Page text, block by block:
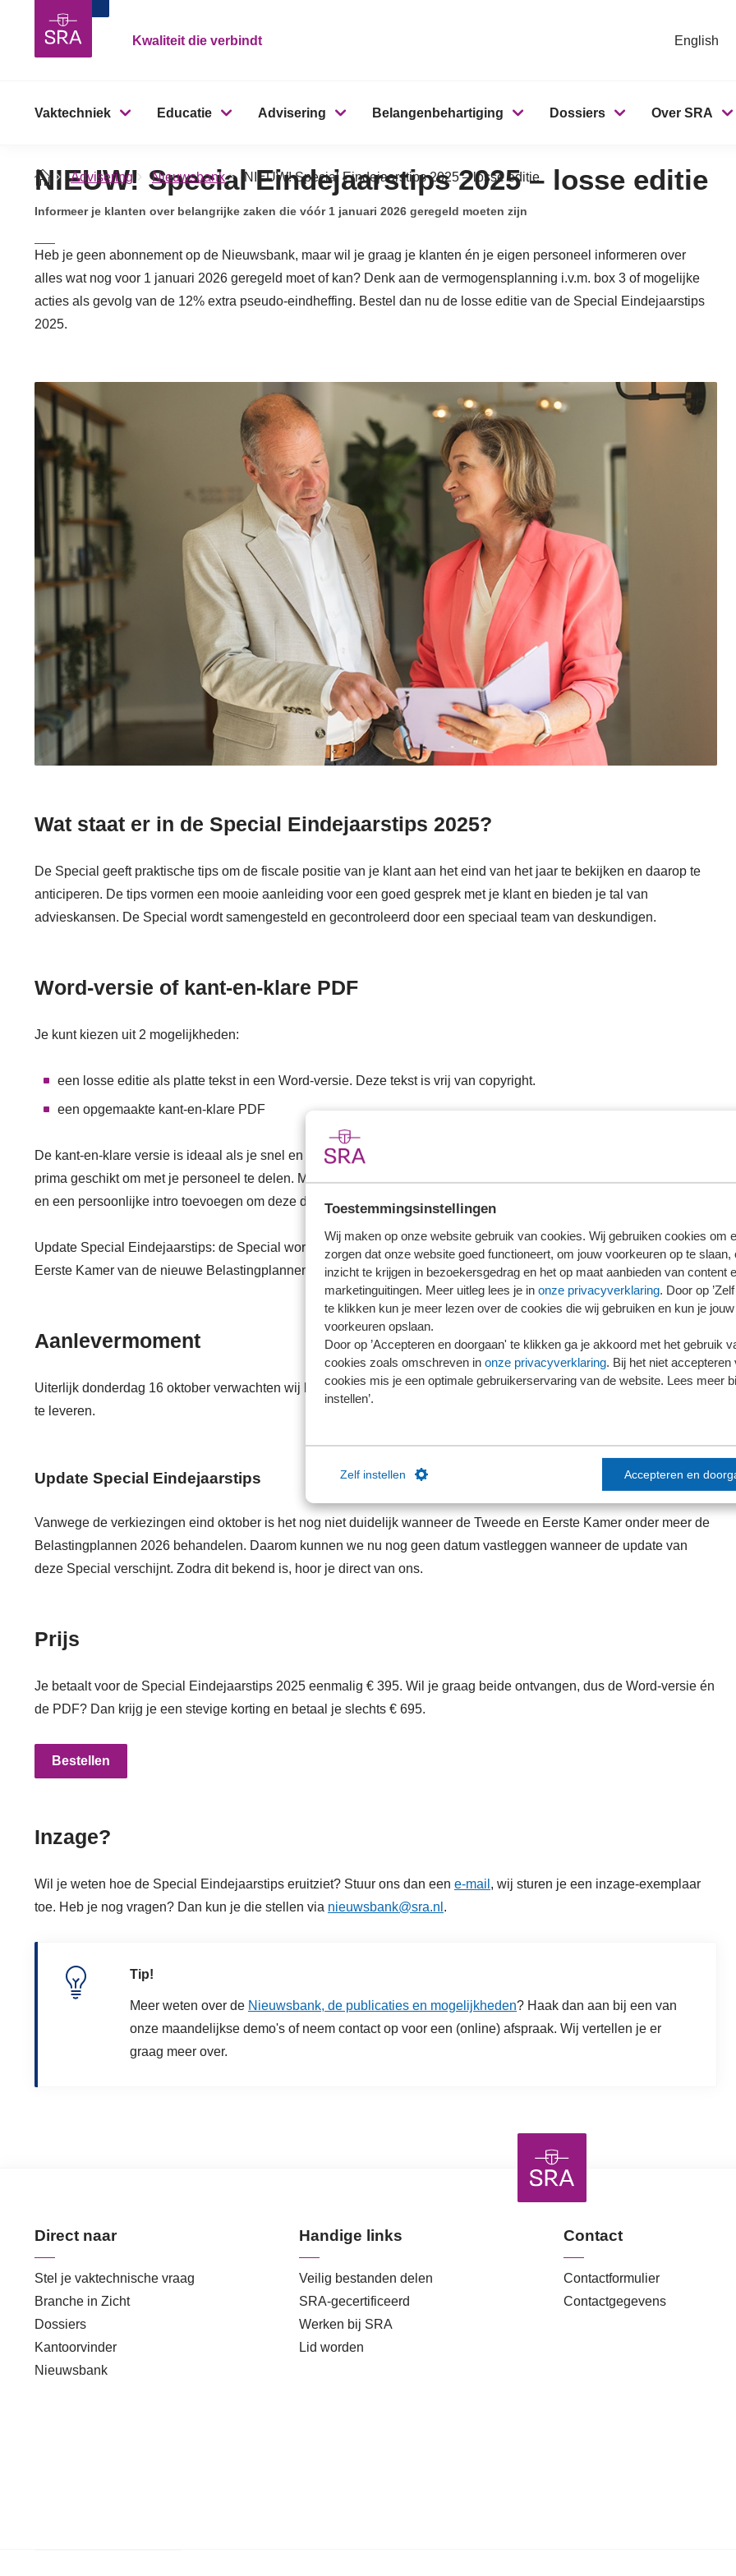
Toestemmingsinstellingen
Wij maken op onze website gebruik van cookies. Wij gebruiken cookies om
zorgen dat onze website goed functioneert, om jouw voorkeuren op te slaan,
inzicht te krijgen in bezoekersgedrag en het op maat aanbieden van content
marketinguitingen. Meer uitleg lees je in onze privacyverklaring. Door op ’Zelf
te klikken kun je meer lezen over de cookies die wij gebruiken en kun je jouw
voorkeuren opslaan.
Door op ’Accepteren en doorgaan' te klikken ga je akkoord met het gebruik
cookies zoals omschreven in onze privacyverklaring. Bij het niet accepteren
cookies mis je een optimale gebruikerservaring van de website. Lees meer
instellen’.
Zelf instellen Accepteren en
Kwaliteit die verbindt English
Vaktechniek Educatie Advisering Belangenbehartiging Dossiers Over SRA
Advisering Nieuwsbank NIEUW! Special Eindejaarstips 2025 – losse editie
NIEUW! Special Eindejaarstips 2025 – losse editie
Informeer je klanten over belangrijke zaken die vóór 1 januari 2026 geregeld moeten zijn
Heb je geen abonnement op de Nieuwsbank, maar wil je graag je klanten én je eigen personeel informeren over
alles wat nog voor 1 januari 2026 geregeld moet of kan? Denk aan de vermogensplanning i.v.m. box 3 of mogelijke
acties als gevolg van de 12% extra pseudo-eindheffing. Bestel dan nu de losse editie van de Special Eindejaarstips
2025.
Wat staat er in de Special Eindejaarstips 2025?
De Special geeft praktische tips om de fiscale positie van je klant aan het eind van het jaar te bekijken en daarop te
anticiperen. De tips vormen een mooie aanleiding voor een goed gesprek met je klant en bieden je tal van
advieskansen. De Special wordt samengesteld en gecontroleerd door een speciaal team van deskundigen.
Word-versie of kant-en-klare PDF
Je kunt kiezen uit 2 mogelijkheden:
een losse editie als platte tekst in een Word-versie. Deze tekst is vrij van copyright.
een opgemaakte kant-en-klare PDF
De kant-en-klare versie is ideaal als je snel en gemakkelijk je klanten wilt informeren. De Word-versie is natuurlijk
prima geschikt om met je personeel te delen. Maar je kunt de Word-versie natuurlijk ook in jullie eigen huisstijl gieten
en een persoonlijke intro toevoegen om deze daarna naar je klanten te sturen.
Update Special Eindejaarstips: de Special wordt ieder jaar geüpdatet, vaak na behandeling van de Tweede en
Eerste Kamer van de nieuwe Belastingplannen voor 2026. Ook de update ontvang je uiteraard van ons.
Aanlevermoment
Uiterlijk donderdag 16 oktober verwachten wij beide versies, dus zowel de Wordversie als de kant-en-klare PDF aan
te leveren.
Update Special Eindejaarstips
Vanwege de verkiezingen eind oktober is het nog niet duidelijk wanneer de Tweede en Eerste Kamer onder meer de
Belastingplannen 2026 behandelen. Daarom kunnen we nu nog geen datum vastleggen wanneer de update van
deze Special verschijnt. Zodra dit bekend is, hoor je direct van ons.
Prijs
Je betaalt voor de Special Eindejaarstips 2025 eenmalig € 395. Wil je graag beide ontvangen, dus de Word-versie én
de PDF? Dan krijg je een stevige korting en betaal je slechts € 695.
Bestellen
Inzage?
Wil je weten hoe de Special Eindejaarstips eruitziet? Stuur ons dan een e-mail , wij sturen je een inzage-exemplaar
toe. Heb je nog vragen? Dan kun je die stellen via nieuwsbank@sra.nl .
Tip!
Meer weten over de Nieuwsbank, de publicaties en mogelijkheden? Haak dan aan bij een van
onze maandelijkse demo's of neem contact op voor een (online) afspraak. Wij vertellen je er
graag meer over.
Direct naar
Stel je vaktechnische vraag
Branche in Zicht
Dossiers
Kantoorvinder
Nieuwsbank
Handige links
Veilig bestanden delen
SRA-gecertificeerd
Werken bij SRA
Lid worden
Contact
Contactformulier
Contactgegevens